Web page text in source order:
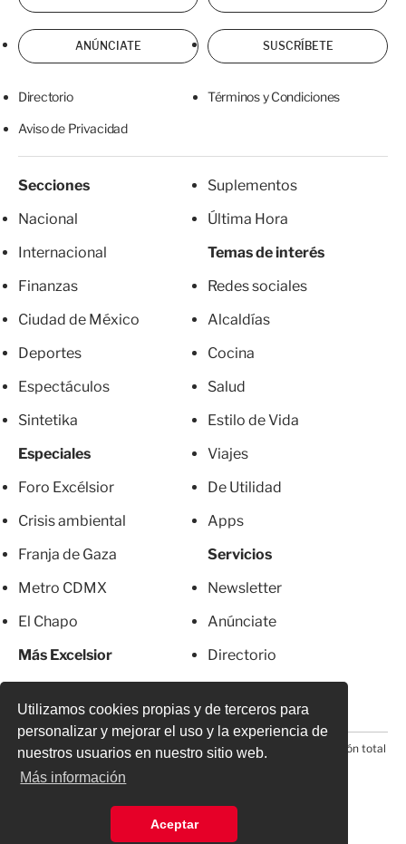
Utilizamos cookies propias y de terceros para
personalizar y mejorar el uso y la experiencia de
nuestros usuarios en nuestro sitio web.
Más información
Aceptar
ANÚNCIATE SUSCRÍBETE
Directorio Términos y Condiciones
Aviso de Privacidad
Secciones
Nacional
Internacional
Finanzas
Ciudad de México
Deportes
Espectáculos
Sintetika
Especiales
Foro Excélsior
Crisis ambiental
Franja de Gaza
Metro CDMX
El Chapo
Más Excelsior
Suplementos
Última Hora
Temas de interés
Redes sociales
Alcaldías
Cocina
Salud
Estilo de Vida
Viajes
De Utilidad
Apps
Servicios
Newsletter
Anúnciate
Directorio
© 2026 Todos los derechos reservados. Prohibida la reproducción total
o parcial, incluyendo cualquier medio electrónico*